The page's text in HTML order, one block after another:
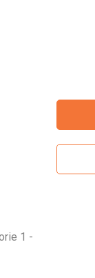
1 -